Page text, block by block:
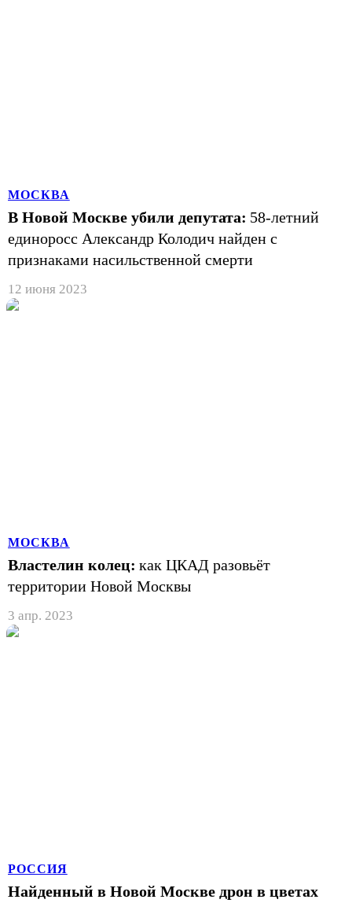
МОСКВА
В Новой Москве убили депутата: 58-летний
единоросс Александр Колодич найден с
признаками насильственной смерти
12 июня 2023
МОСКВА
Властелин колец: как ЦКАД разовьёт
территории Новой Москвы
3 апр. 2023
РОССИЯ
Найденный в Новой Москве дрон в цветах